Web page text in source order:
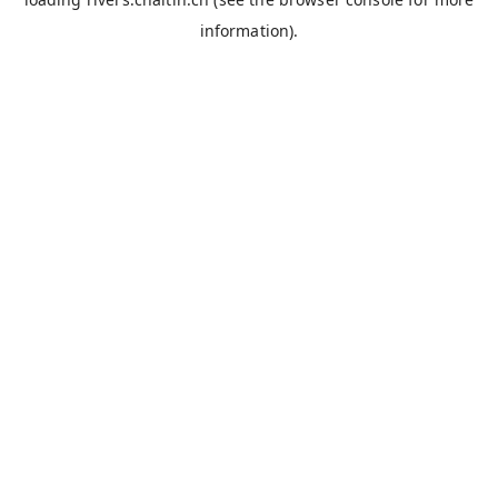
information).